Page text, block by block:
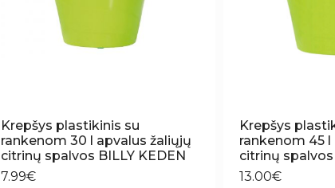
Krepšys plastikinis su
rankenom 30 l apvalus žaliųjų
citrinų spalvos BILLY KEDEN
7.99€
Krepšys
rankenom 45
citrinų spalvos
13.00€